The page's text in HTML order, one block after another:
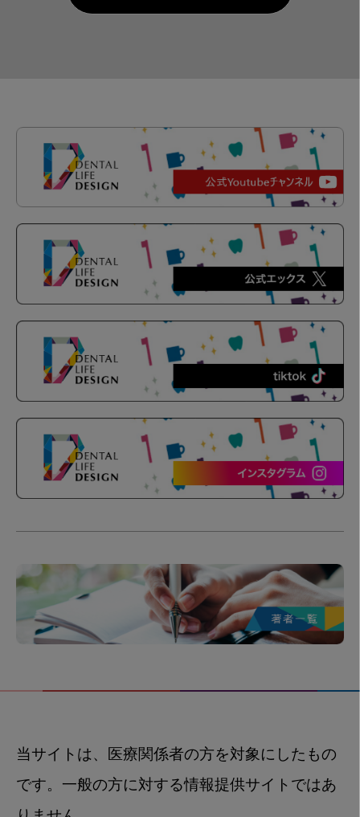
当サイトは、医療関係者の方を対象にしたもの
です。一般の方に対する情報提供サイトではあ